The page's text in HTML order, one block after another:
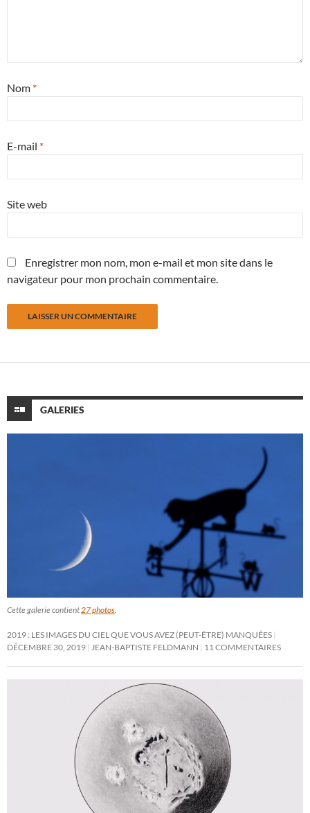
Nom *
E-mail *
Site web
Enregistrer mon nom, mon e-mail et mon site dans le
navigateur pour mon prochain commentaire.
GALERIES
Cette galerie contient 27 photos
2019 : LES IMAGES DU CIEL QUE VOUS AVEZ (PEUT-ÊTRE) MANQUÉES
DÉCEMBRE 30, 2019
JEAN-BAPTISTE FELDMANN 11 COMMENTAIRES